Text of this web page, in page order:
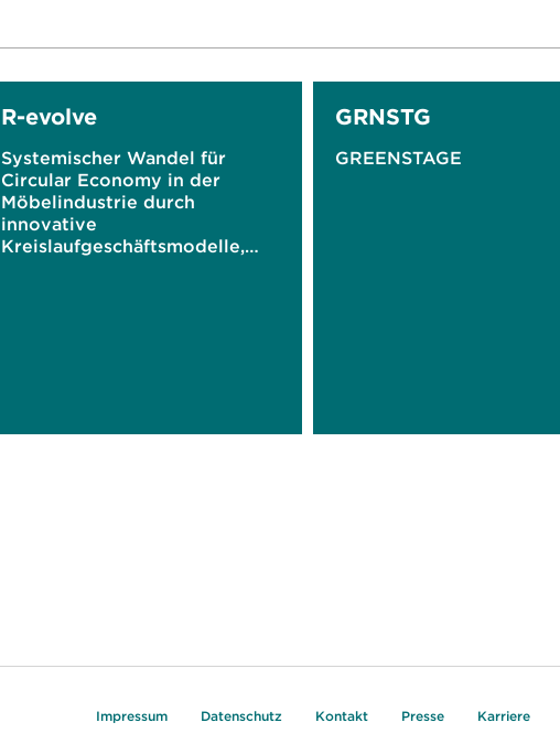
R-evolve
Systemischer Wandel für
Circular Economy in der
Möbelindustrie durch
innovative
Kreislaufgeschäftsmodelle,
GRNSTG
GREENSTAGE
Impressum Datenschutz Kontakt Presse Karriere